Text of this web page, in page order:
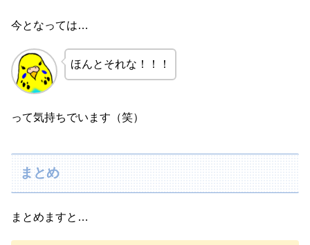
今となっては…
ほんとそれな！！！
って気持ちでいます（笑）
まとめ
まとめますと…